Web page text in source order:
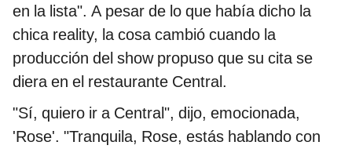
en la lista". A pesar de lo que había dicho la
chica reality, la cosa cambió cuando la
producción del show propuso que su cita se
diera en el restaurante Central.
"Sí, quiero ir a Central", dijo, emocionada,
'Rose'. "Tranquila, Rose, estás hablando con